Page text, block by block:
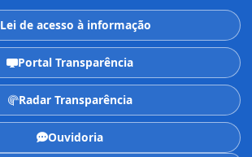
Lei de acesso à informação
Portal Transparência
Radar Transparência
Ouvidoria